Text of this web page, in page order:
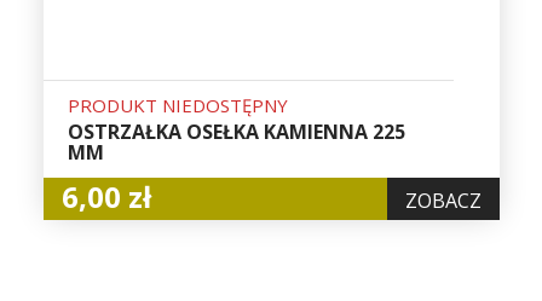
PRODUKT NIEDOSTĘPNY
OSTRZAŁKA OSEŁKA KAMIENNA 225
MM
6,00 zł ZOBACZ